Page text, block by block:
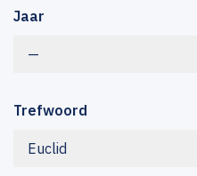
Jaar
—
Trefwoord
Euclid